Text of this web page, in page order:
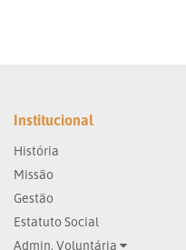
Institucional
História
Missão
Gestão
Estatuto Social
Admin. Voluntária